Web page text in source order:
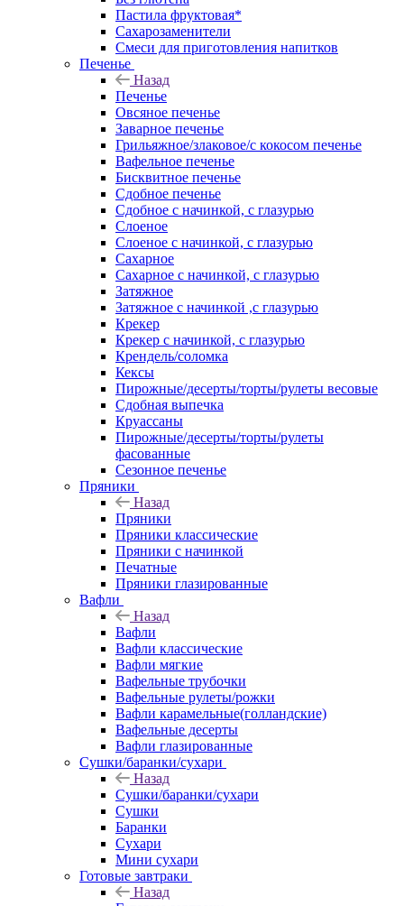
Пастила фруктовая*
Сахарозаменители
Смеси для приготовления напитков
Печенье
Назад
Печенье
Овсяное печенье
Заварное печенье
Грильяжное/злаковое/с кокосом печенье
Вафельное печенье
Бисквитное печенье
Сдобное печенье
Сдобное с начинкой, с глазурью
Слоеное
Слоеное с начинкой, с глазурью
Сахарное
Сахарное с начинкой, с глазурью
Затяжное
Затяжное с начинкой ,с глазурью
Крекер
Крекер с начинкой, с глазурью
Крендель/соломка
Кексы
Пирожные/десерты/торты/рулеты весовые
Сдобная выпечка
Круассаны
Пирожные/десерты/торты/рулеты
фасованные
Сезонное печенье
Пряники
Назад
Пряники
Пряники классические
Пряники с начинкой
Печатные
Пряники глазированные
Вафли
Назад
Вафли
Вафли классические
Вафли мягкие
Вафельные трубочки
Вафельные рулеты/рожки
Вафли карамельные(голландские)
Вафельные десерты
Вафли глазированные
Сушки/баранки/сухари
Назад
Сушки/баранки/сухари
Сушки
Баранки
Сухари
Мини сухари
Готовые завтраки
Назад